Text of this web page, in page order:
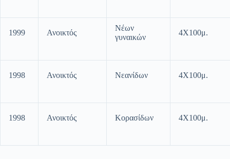
1999 Ανοικτός
Νέων
γυναικών
4Χ100μ.
1998 Ανοικτός Νεανίδων 4Χ100μ.
1998 Ανοικτός Κορασίδων 4Χ100μ.